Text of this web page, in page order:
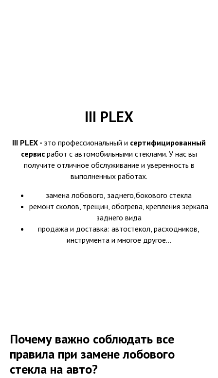
III PLEX
III PLEX - это профессиональный и сертифицированный
сервис работ с автомобильными стеклами. У нас вы
получите отличное обслуживание и уверенность в
выполненных работах.
замена лобового, заднего,бокового стекла
ремонт сколов, трещин, обогрева, крепления зеркала
заднего вида
продажа и доставка: автостекол, расходников,
инструмента и многое другое...
Почему важно соблюдать все
правила при замене лобового
стекла на авто?